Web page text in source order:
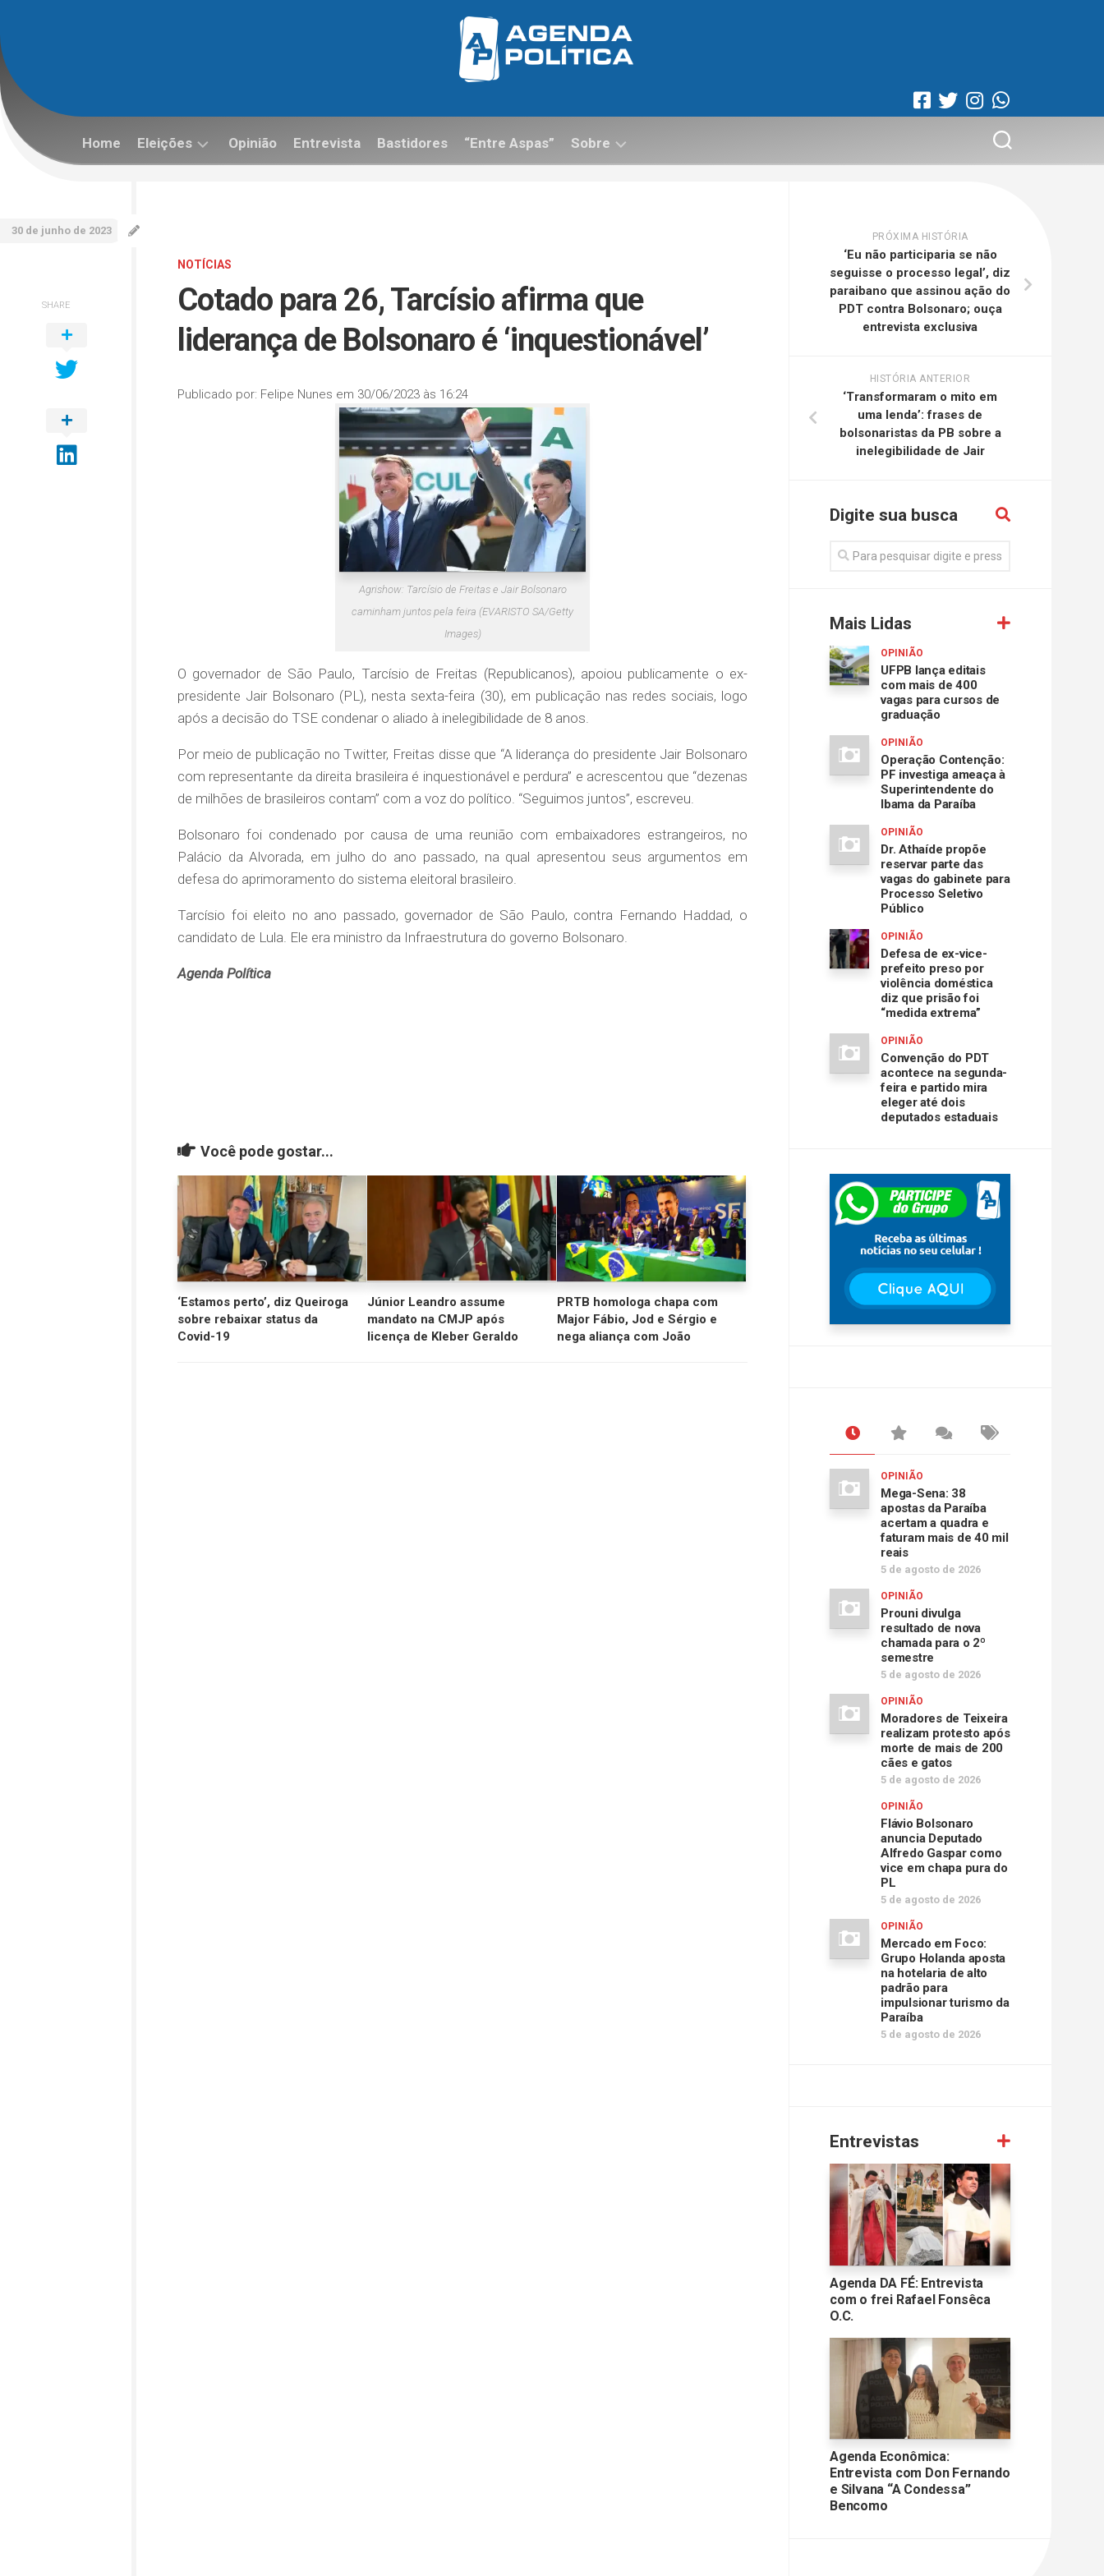
content
Home Eleições Opinião Entrevista Bastidores “Entre Aspas” Sobre
NOTÍCIAS
Cotado para 26, Tarcísio afirma que
liderança de Bolsonaro é ‘inquestionável’
Publicado por: Felipe Nunes em 30/06/2023 às 16:24
30 de junho de 2023
Agrishow: Tarcísio de Freitas e Jair Bolsonaro
caminham juntos pela feira (EVARISTO SA/Getty
Images)
O governador de São Paulo, Tarcísio de Freitas (Republicanos), apoiou publicamente o ex-
presidente Jair Bolsonaro (PL), nesta sexta-feira (30), em publicação nas redes sociais, logo
após a decisão do TSE condenar o aliado à inelegibilidade de 8 anos.
Por meio de publicação no Twitter, Freitas disse que “A liderança do presidente Jair Bolsonaro
com representante da direita brasileira é inquestionável e perdura” e acrescentou que “dezenas
de milhões de brasileiros contam” com a voz do político. “Seguimos juntos”, escreveu.
Bolsonaro foi condenado por causa de uma reunião com embaixadores estrangeiros, no
Palácio da Alvorada, em julho do ano passado, na qual apresentou seus argumentos em
defesa do aprimoramento do sistema eleitoral brasileiro.
Tarcísio foi eleito no ano passado, governador de São Paulo, contra Fernando Haddad, o
candidato de Lula. Ele era ministro da Infraestrutura do governo Bolsonaro.
Agenda Política
SHARE
Você pode gostar...
‘Estamos perto’, diz Queiroga
sobre rebaixar status da
Covid-19
Júnior Leandro assume
mandato na CMJP após
licença de Kleber Geraldo
PRTB homologa chapa com
Major Fábio, Jod e Sérgio e
nega aliança com João
PRÓXIMA HISTÓRIA
‘Eu não participaria se não
seguisse o processo legal’, diz
paraibano que assinou ação do
PDT contra Bolsonaro; ouça
entrevista exclusiva
HISTÓRIA ANTERIOR
‘Transformaram o mito em
uma lenda’: frases de
bolsonaristas da PB sobre a
inelegibilidade de Jair
Digite sua busca
Mais Lidas
OPINIÃO
UFPB lança editais
com mais de 400
vagas para cursos de
graduação
OPINIÃO
Operação Contenção:
PF investiga ameaça à
Superintendente do
Ibama da Paraíba
OPINIÃO
Dr. Athaíde propõe
reservar parte das
vagas do gabinete para
Processo Seletivo
Público
OPINIÃO
Defesa de ex-vice-
prefeito preso por
violência doméstica
diz que prisão foi
“medida extrema”
OPINIÃO
Convenção do PDT
acontece na segunda-
feira e partido mira
eleger até dois
deputados estaduais
OPINIÃO
Mega-Sena: 38
apostas da Paraíba
acertam a quadra e
faturam mais de 40 mil
reais
5 de agosto de 2026
OPINIÃO
Prouni divulga
resultado de nova
chamada para o 2º
semestre
5 de agosto de 2026
OPINIÃO
Moradores de Teixeira
realizam protesto após
morte de mais de 200
cães e gatos
5 de agosto de 2026
OPINIÃO
Flávio Bolsonaro
anuncia Deputado
Alfredo Gaspar como
vice em chapa pura do
PL
5 de agosto de 2026
OPINIÃO
Mercado em Foco:
Grupo Holanda aposta
na hotelaria de alto
padrão para
impulsionar turismo da
Paraíba
5 de agosto de 2026
Entrevistas
Agenda DA FÉ: Entrevista
com o frei Rafael Fonsêca
O.C.
Agenda Econômica:
Entrevista com Don Fernando
e Silvana “A Condessa”
Bencomo